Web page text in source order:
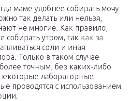
маме удобнее собирать мочу
так делать или нельзя,
не многие. Как правило,
собирать утром, так как за
соли и иная
Только в таком случае
более точным, без каких-либо
лабораторные
проводятся с использованием